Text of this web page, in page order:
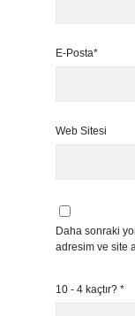
E-Posta*
Web Sitesi
Daha sonraki
adresim ve site
10 - 4 kaçtır? *